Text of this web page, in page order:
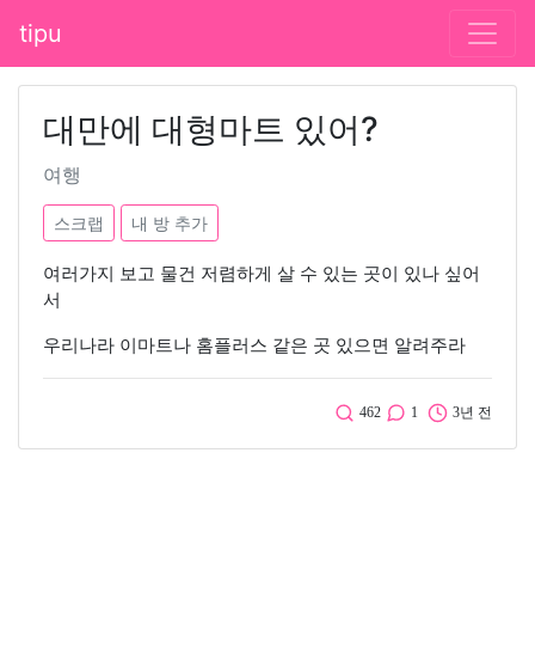
tipu
대만에 대형마트 있어?
여행
스크랩 내 방 추가
여러가지 보고 물건 저렴하게 살 수 있는 곳이 있나 싶어
서
우리나라 이마트나 홈플러스 같은 곳 있으면 알려주라
462 1 3년 전